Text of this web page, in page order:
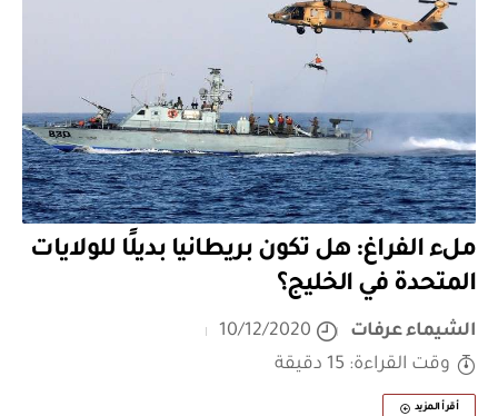
ملء الفراغ: هل تكون بريطانيا بديلًا للولايات
المتحدة في الخليج؟
الشيماء عرفات
10/12/2020
وقت القراءة: 15 دقيقة
أقرأ المزيد